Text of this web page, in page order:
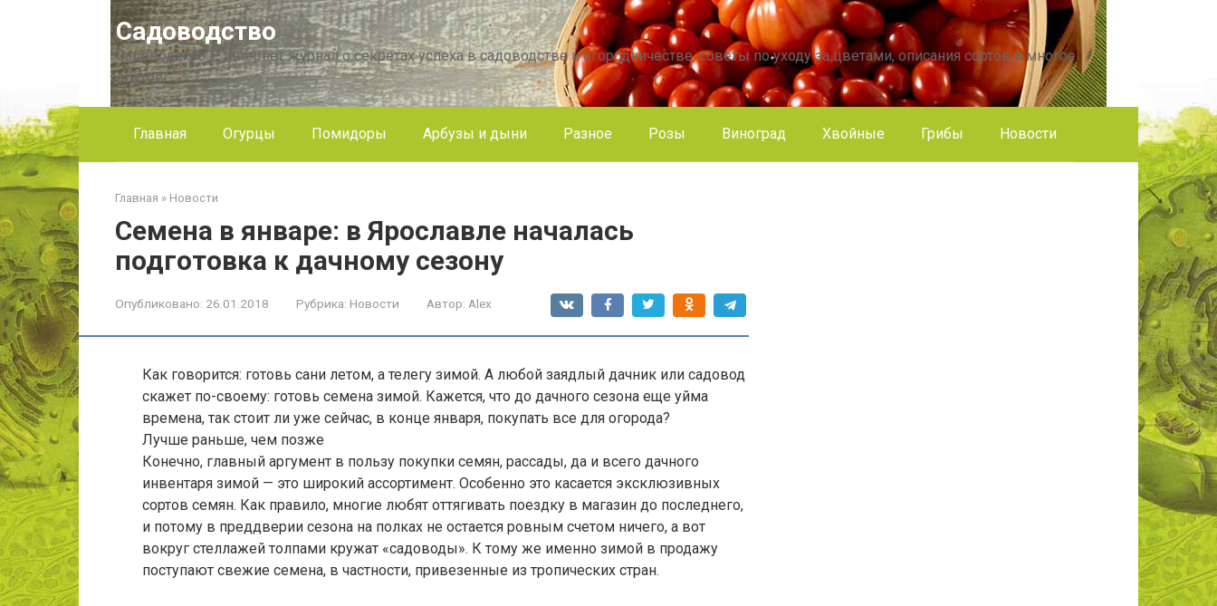
Садоводство
Садоводство — интернет журнал о секретах успеха в садоводстве и огородничестве, советы по уходу за цветами, описания сортов и многое
другое!
Главная Огурцы Помидоры Арбузы и дыни Разное Розы Виноград Хвойные Грибы Новости
Главная » Новости
Семена в январе: в Ярославле началась
подготовка к дачному сезону
Опубликовано: 26.01.2018 Рубрика: Новости Автор: Alex
Как говорится: готовь сани летом, а телегу зимой. А любой заядлый дачник или садовод
скажет по-своему: готовь семена зимой. Кажется, что до дачного сезона еще уйма
времена, так стоит ли уже сейчас, в конце января, покупать все для огорода?
Лучше раньше, чем позже
Конечно, главный аргумент в пользу покупки семян, рассады, да и всего дачного
инвентаря зимой — это широкий ассортимент. Особенно это касается эксклюзивных
сортов семян. Как правило, многие любят оттягивать поездку в магазин до последнего,
и потому в преддверии сезона на полках не остается ровным счетом ничего, а вот
вокруг стеллажей толпами кружат «садоводы». К тому же именно зимой в продажу
поступают свежие семена, в частности, привезенные из тропических стран.